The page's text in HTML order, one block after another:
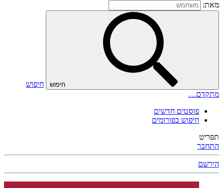
מאת:
חיפוש
חיפוש
מתקדם…
פוסטים חדשים
חיפוש בפורומים
תפריט
התחבר
הירשם